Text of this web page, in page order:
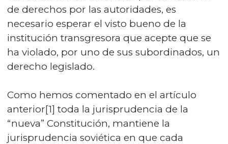
de derechos por las autoridades, es
necesario esperar el visto bueno de la
institución transgresora que acepte que se
ha violado, por uno de sus subordinados, un
derecho legislado.
Como hemos comentado en el artículo
anterior[1] toda la jurisprudencia de la
“nueva” Constitución, mantiene la
jurisprudencia soviética en que cada